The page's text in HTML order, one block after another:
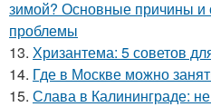
зимой? Основные причины
проблемы
13. Хризантема: 5 советов
14. Где в Москве можно
15. Слава в Калининграде: